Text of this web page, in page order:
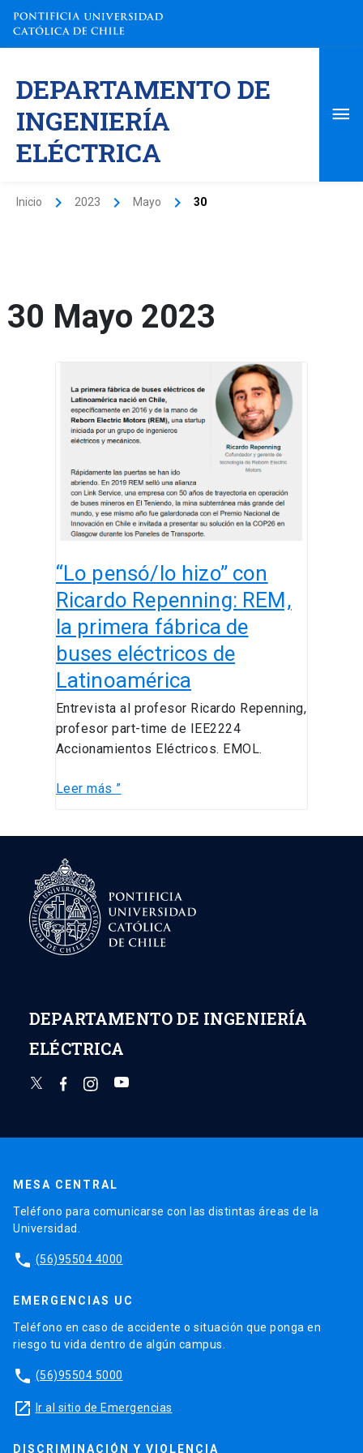
contenido
DEPARTAMENTO DE
INGENIERÍA
ELÉCTRICA
Inicio 2023 Mayo 30
30 Mayo 2023
“Lo pensó/lo hizo” con
Ricardo Repenning: REM,
la primera fábrica de
buses eléctricos de
Latinoamérica
Entrevista al profesor Ricardo Repenning,
profesor part-time de IEE2224
Accionamientos Eléctricos. EMOL.
pensó/lo
hizo”
con
Repenning:
REM,
primera
de
buses
eléctricos
de
Latinoamérica
Leer más ”
DEPARTAMENTO DE INGENIERÍA
ELÉCTRICA
MESA CENTRAL
Teléfono para comunicarse con las distintas áreas de la
Universidad.
phone (56)95504 4000
EMERGENCIAS UC
Teléfono en caso de accidente o situación que ponga en
riesgo tu vida dentro de algún campus.
phone (56)95504 5000
launch Ir al sitio de Emergencias
DISCRIMINACIÓN Y VIOLENCIA